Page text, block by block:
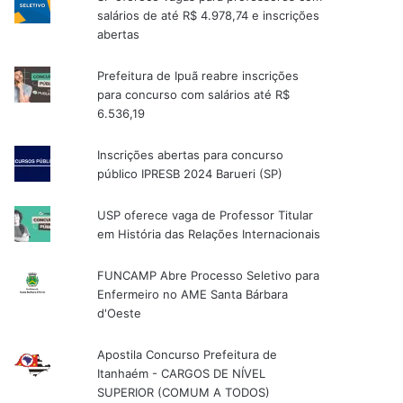
salários de até R$ 4.978,74 e inscrições
abertas
Prefeitura de Ipuã reabre inscrições
para concurso com salários até R$
6.536,19
Inscrições abertas para concurso
público IPRESB 2024 Barueri (SP)
USP oferece vaga de Professor Titular
em História das Relações Internacionais
FUNCAMP Abre Processo Seletivo para
Enfermeiro no AME Santa Bárbara
d'Oeste
Apostila Concurso Prefeitura de
Itanhaém - CARGOS DE NÍVEL
SUPERIOR (COMUM A TODOS)